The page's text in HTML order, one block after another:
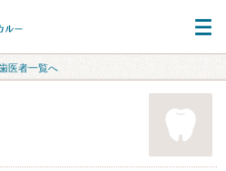
医者一覧へ